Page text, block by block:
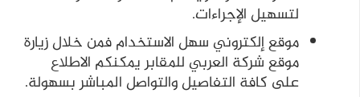
لتسهيل الإجراءات.
موقع إلكتروني سهل الاستخدام فمن خلال زيارة
موقع شركة العربي للمقابر يمكنكم الاطلاع
على كافة التفاصيل والتواصل المباشر بسهولة.